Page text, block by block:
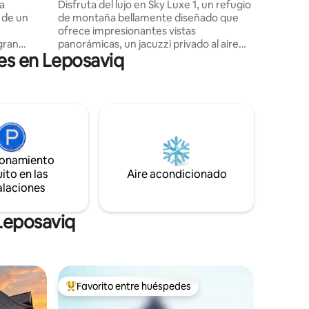
un
la
-
-
cuna y
un
Disfruta del lujo en Sky Luxe 1, un refugio
de montaña bellamente diseñado que
ofrece impresionantes vistas
panorámicas, un jacuzzi privado al aire
libre, una cocina totalmente equipada,
Smart TV, Wi-Fi de alta velocidad y
elegantes habitaciones con calefacción
en todas partes. El dormitorio principal
también incluye aire acondicionado,
mientras que el segundo dormitorio
en Leposaviq
en las
Aire acondicionado
De los mejores en Favorito entre huéspedes
Favorito entre huéspedes